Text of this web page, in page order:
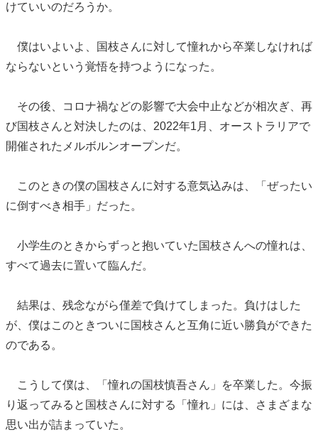
けていいのだろうか。
僕はいよいよ、国枝さんに対して憧れから卒業しなければ
ならないという覚悟を持つようになった。
その後、コロナ禍などの影響で大会中止などが相次ぎ、再
び国枝さんと対決したのは、2022年1月、オーストラリアで
開催されたメルボルンオープンだ。
このときの僕の国枝さんに対する意気込みは、「ぜったい
に倒すべき相手」だった。
小学生のときからずっと抱いていた国枝さんへの憧れは、
すべて過去に置いて臨んだ。
結果は、残念ながら僅差で負けてしまった。負けはした
が、僕はこのときついに国枝さんと互角に近い勝負ができた
のである。
こうして僕は、「憧れの国枝慎吾さん」を卒業した。今振
り返ってみると国枝さんに対する「憧れ」には、さまざまな
思い出が詰まっていた。